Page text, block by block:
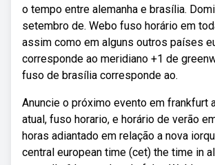
o tempo entre alemanha e brasília.
setembro de. Webo fuso horário em
assim como em alguns outros países
corresponde ao meridiano +1 de
fuso de brasília corresponde ao.
Anuncie o próximo evento em frankfurt
atual, fuso horario, e horário de verão
horas adiantado em relação a nova
central european time (cet) the time in